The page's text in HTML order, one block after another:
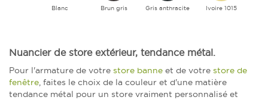
Blanc Brun gris Gris anthracite Ivoire 1015
Nuancier de store extérieur, tendance métal.
Pour l'armature de votre store banne et de votre store de
fenêtre, faites le choix de la couleur et d'une matière
tendance métal pour un store vraiment personnalisé et